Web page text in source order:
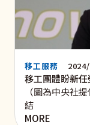
移工服務
移工團體盼新
（圖為中央社
結
MORE